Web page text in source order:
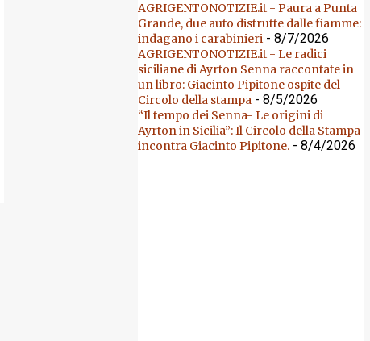
AGRIGENTONOTIZIE.it - Paura a Punta
Grande, due auto distrutte dalle fiamme:
indagano i carabinieri - 8/7/2026
AGRIGENTONOTIZIE.it - Le radici
siciliane di Ayrton Senna raccontate in
un libro: Giacinto Pipitone ospite del
Circolo della stampa - 8/5/2026
“Il tempo dei Senna- Le origini di
Ayrton in Sicilia”: Il Circolo della Stampa
incontra Giacinto Pipitone. - 8/4/2026